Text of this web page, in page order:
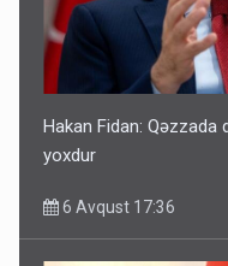
Hakan Fidan:
yoxdur
6 Avqust 17:36